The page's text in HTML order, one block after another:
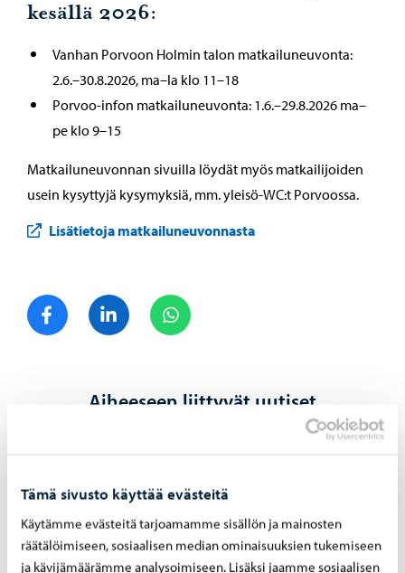
Tämä sivusto käyttää evästeitä
Käytämme evästeitä tarjoamamme sisällön ja mainosten
räätälöimiseen, sosiaalisen median ominaisuuksien tukemiseen
ja kävijämäärämme analysoimiseen. Lisäksi jaamme sosiaalisen
kesällä 2026:
Vanhan Porvoon Holmin talon matkailuneuvonta:
2.6.–30.8.2026, ma–la klo 11–18
Porvoo-infon matkailuneuvonta: 1.6.–29.8.2026 ma–
pe klo 9–15
Matkailuneuvonnan sivuilla löydät myös matkailijoiden
usein kysyttyjä kysymyksiä, mm. yleisö-WC:t Porvoossa.
Lisätietoja matkailuneuvonnasta
Jaa FacebookJaa LinkedIn
Aiheeseen liittyvät uutiset
Kaupunki tiedottaa-07.08.2026
Kump­pa­nuus­ha­ku auki jo elo­kuus­sa – uu­te­
na muo­to­na yl­lä­pi­to­kump­pa­nuus